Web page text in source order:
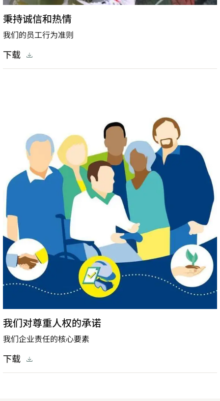
秉持诚信和热情
我们的员工行为准则
下载
我们对尊重人权的承诺
我们企业责任的核心要素
下载